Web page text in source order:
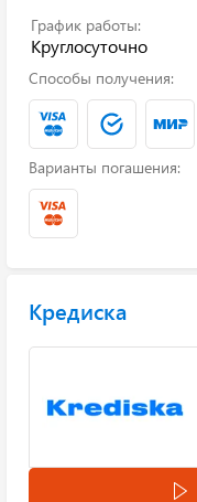
График работы:
Круглосуточно
Способы получения:
Варианты погашения:
Кредиска